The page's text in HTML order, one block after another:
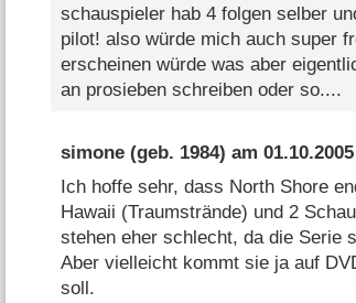
schauspieler hab 4 folgen selber
pilot! also würde mich auch super
erscheinen würde was aber
an prosieben schreiben oder so....
simone(geb. 1984) am 01.10.2005
Ich hoffe sehr, dass North Shore
Hawaii (Traumstrände) und 2
stehen eher schlecht, da die Serie
Aber vielleicht kommt sie ja auf
soll.